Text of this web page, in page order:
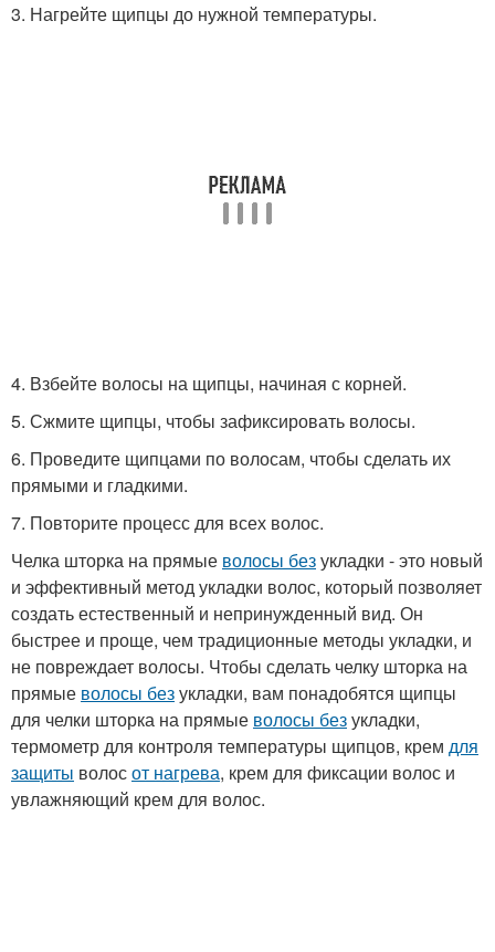
3. Нагрейте щипцы до нужной температуры.
4. Взбейте волосы на щипцы, начиная с корней.
5. Сжмите щипцы, чтобы зафиксировать волосы.
6. Проведите щипцами по волосам, чтобы сделать их
прямыми и гладкими.
7. Повторите процесс для всех волос.
Челка шторка на прямые волосы безукладки - это новый
и эффективный метод укладки волос, который позволяет
создать естественный и непринужденный вид. Он
быстрее и проще, чем традиционные методы укладки, и
не повреждает волосы. Чтобы сделать челку шторка на
прямые волосы безукладки, вам понадобятся щипцы
для челки шторка на прямые волосы безукладки,
термометр для контроля температуры щипцов, крем для
защиты волосот нагрева, крем для фиксации волос и
увлажняющий крем для волос.